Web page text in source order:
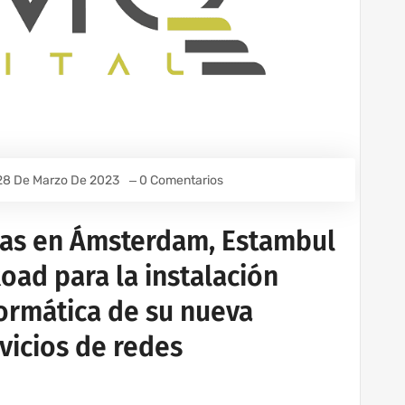
De Marzo De 2023 0 Comentarios
en Ámsterdam, Estambul
para la instalación
de su nueva
de redes